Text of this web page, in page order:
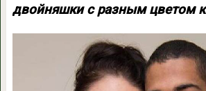
двойняшки с разным цветом